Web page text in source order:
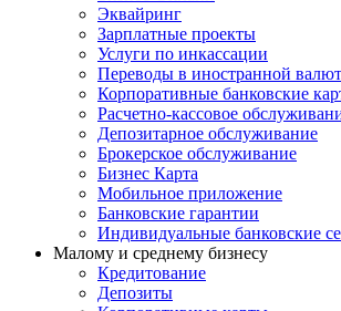
Эквайринг
Зарплатные проекты
Услуги по инкассации
Переводы в иностранной
Корпоративные банковские
Расчетно-кассовое
Депозитарное обслуживание
Брокерское обслуживание
Бизнес Карта
Мобильное приложение
Банковские гарантии
Индивидуальные банковские
Малому и среднему бизнесу
Кредитование
Депозиты